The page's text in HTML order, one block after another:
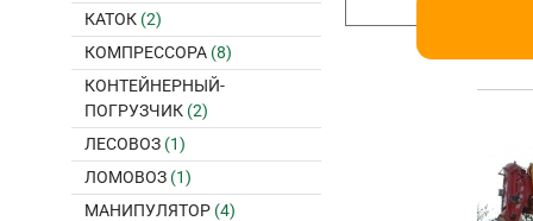
КАТОК (2)
КОМПРЕССОРА (8)
КОНТЕЙНЕРНЫЙ-
ПОГРУЗЧИК (2)
ЛЕСОВОЗ (1)
ЛОМОВОЗ (1)
МАНИПУЛЯТОР (4)